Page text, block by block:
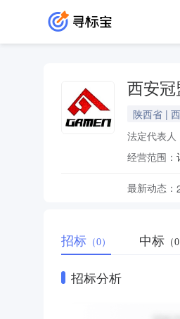
西安冠
陕西省 |
法定代表人
经营范围：
最新动态：
招标 （0） 中标 （0
招标分析